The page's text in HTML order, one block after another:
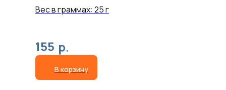
Вес в граммах: 25 г
155 р.
В корзину